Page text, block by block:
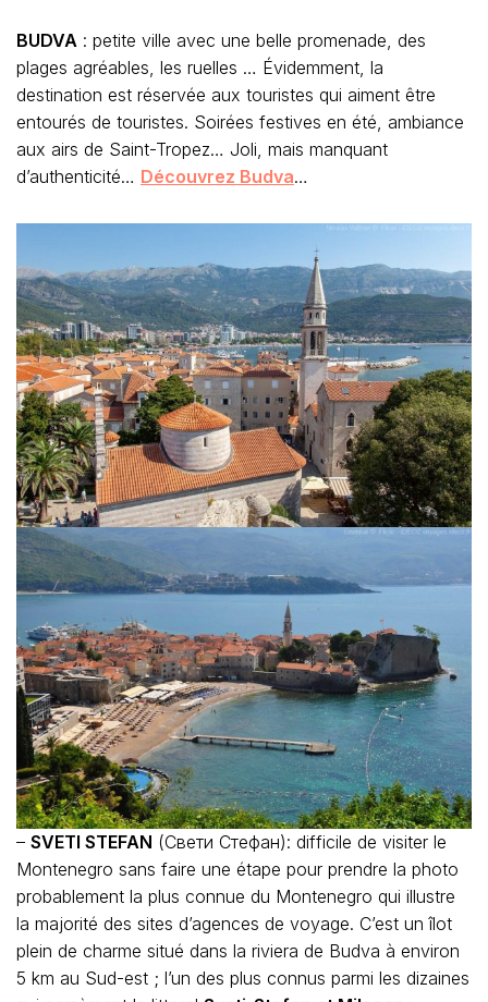
BUDVA : petite ville avec une belle promenade, des
plages agréables, les ruelles … Évidemment, la
destination est réservée aux touristes qui aiment être
entourés de touristes. Soirées festives en été, ambiance
aux airs de Saint-Tropez… Joli, mais manquant
d’authenticité… Découvrez Budva…
– SVETI STEFAN (Свети Стефан): difficile de visiter le
Montenegro sans faire une étape pour prendre la photo
probablement la plus connue du Montenegro qui illustre
la majorité des sites d’agences de voyage. C’est un îlot
plein de charme situé dans la riviera de Budva à environ
5 km au Sud-est ; l’un des plus connus parmi les dizaines